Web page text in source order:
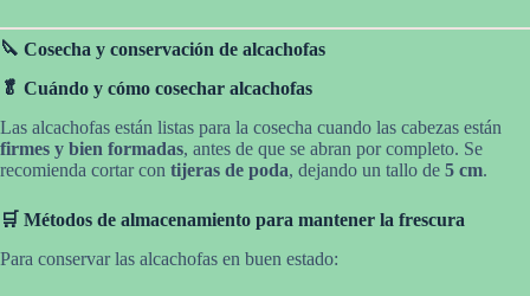
🔪 Cosecha y conservación de alcachofas
🥬 Cuándo y cómo cosechar alcachofas
Las alcachofas están listas para la cosecha cuando las cabezas están
firmes y bien formadas, antes de que se abran por completo. Se
recomienda cortar con tijeras de poda, dejando un tallo de 5 cm.
🛒 Métodos de almacenamiento para mantener la frescura
Para conservar las alcachofas en buen estado: